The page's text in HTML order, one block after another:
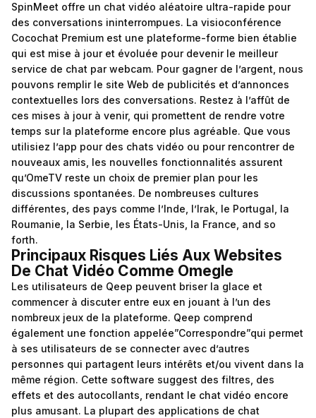
SpinMeet offre un chat vidéo aléatoire ultra-rapide pour
des conversations ininterrompues. La visioconférence
Cocochat Premium est une plateforme-forme bien établie
qui est mise à jour et évoluée pour devenir le meilleur
service de chat par webcam. Pour gagner de l’argent, nous
pouvons remplir le site Web de publicités et d’annonces
contextuelles lors des conversations. Restez à l’affût de
ces mises à jour à venir, qui promettent de rendre votre
temps sur la plateforme encore plus agréable. Que vous
utilisiez l’app pour des chats vidéo ou pour rencontrer de
nouveaux amis, les nouvelles fonctionnalités assurent
qu’OmeTV reste un choix de premier plan pour les
discussions spontanées. De nombreuses cultures
différentes, des pays comme l’Inde, l’Irak, le Portugal, la
Roumanie, la Serbie, les États-Unis, la France, and so
forth.
Principaux Risques Liés Aux Websites
De Chat Vidéo Comme Omegle
Les utilisateurs de Qeep peuvent briser la glace et
commencer à discuter entre eux en jouant à l’un des
nombreux jeux de la plateforme. Qeep comprend
également une fonction appelée”Correspondre”qui permet
à ses utilisateurs de se connecter avec d’autres
personnes qui partagent leurs intérêts et/ou vivent dans la
même région. Cette software suggest des filtres, des
effets et des autocollants, rendant le chat vidéo encore
plus amusant. La plupart des applications de chat